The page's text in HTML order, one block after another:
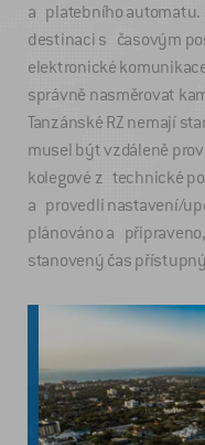
a platebního
destinaci s časovým
elektronické
správně nasměrovat
Tanzánské RZ nemají
musel být vzdáleně
kolegové z technické
a provedli nastavení/
plánováno a
stanovený čas